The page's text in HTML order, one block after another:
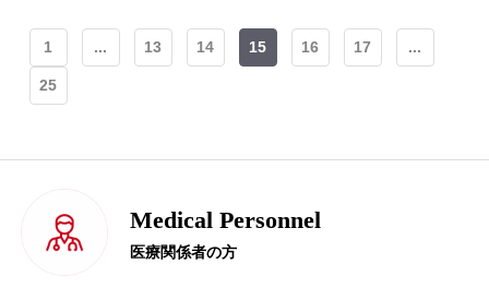
1 ... 13 14 15 16 17 ...
25
Medical Personnel
医療関係者の方